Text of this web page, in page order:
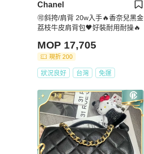
Chanel
🉑斜挎/肩背 20w入手🔥香奈兒黑金
荔枝牛皮肩背包🖤好裝耐用耐操🔥
MOP 17,705
現折 200
狀況良好 台灣 免運